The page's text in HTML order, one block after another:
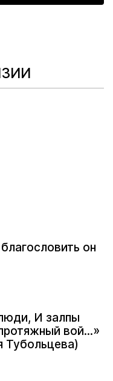
он
И залпы
вой...»
Тубольцева)